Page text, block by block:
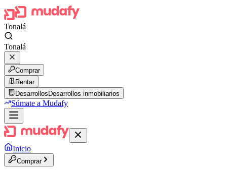
Tonalá
Tonalá
Comprar
Rentar
Desarrollos Desarrollos inmobiliarios
Súmate a Mudafy
Inicio
Comprar